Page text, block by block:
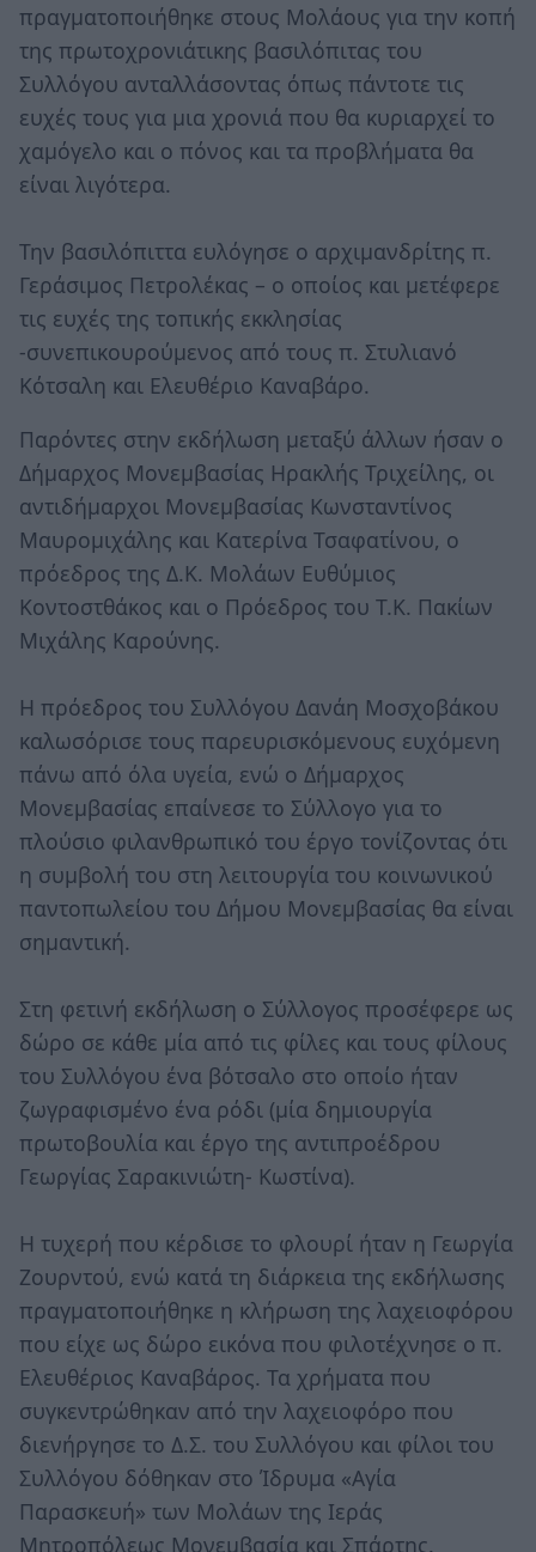
πραγματοποιήθηκε στους Μολάους για την κοπή
της πρωτοχρονιάτικης βασιλόπιτας του
Συλλόγου ανταλλάσοντας όπως πάντοτε τις
ευχές τους για μια χρονιά που θα κυριαρχεί το
χαμόγελο και ο πόνος και τα προβλήματα θα
είναι λιγότερα.
Την βασιλόπιττα ευλόγησε ο αρχιμανδρίτης π.
Γεράσιμος Πετρολέκας – ο οποίος και μετέφερε
τις ευχές της τοπικής εκκλησίας
-συνεπικουρούμενος από τους π. Στυλιανό
Κότσαλη και Ελευθέριο Καναβάρο.
Παρόντες στην εκδήλωση μεταξύ άλλων ήσαν ο
Δήμαρχος Μονεμβασίας Ηρακλής Τριχείλης, οι
αντιδήμαρχοι Μονεμβασίας Κωνσταντίνος
Μαυρομιχάλης και Κατερίνα Τσαφατίνου, ο
πρόεδρος της Δ.Κ. Μολάων Ευθύμιος
Κοντοστθάκος και ο Πρόεδρος του Τ.Κ. Πακίων
Μιχάλης Καρούνης.
Η πρόεδρος του Συλλόγου Δανάη Μοσχοβάκου
καλωσόρισε τους παρευρισκόμενους ευχόμενη
πάνω από όλα υγεία, ενώ ο Δήμαρχος
Μονεμβασίας επαίνεσε το Σύλλογο για το
πλούσιο φιλανθρωπικό του έργο τονίζοντας ότι
η συμβολή του στη λειτουργία του κοινωνικού
παντοπωλείου του Δήμου Μονεμβασίας θα είναι
σημαντική.
Στη φετινή εκδήλωση ο Σύλλογος προσέφερε ως
δώρο σε κάθε μία από τις φίλες και τους φίλους
του Συλλόγου ένα βότσαλο στο οποίο ήταν
ζωγραφισμένο ένα ρόδι (μία δημιουργία
πρωτοβουλία και έργο της αντιπροέδρου
Γεωργίας Σαρακινιώτη- Κωστίνα).
Η τυχερή που κέρδισε το φλουρί ήταν η Γεωργία
Ζουρντού, ενώ κατά τη διάρκεια της εκδήλωσης
πραγματοποιήθηκε η κλήρωση της λαχειοφόρου
που είχε ως δώρο εικόνα που φιλοτέχνησε ο π.
Ελευθέριος Καναβάρος. Τα χρήματα που
συγκεντρώθηκαν από την λαχειοφόρο που
διενήργησε το Δ.Σ. του Συλλόγου και φίλοι του
Συλλόγου δόθηκαν στο Ίδρυμα «Αγία
Παρασκευή» των Μολάων της Ιεράς
Μητροπόλεως Μονεμβασία και Σπάρτης.